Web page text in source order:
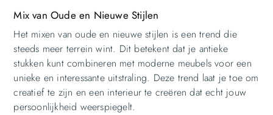
Mix van Oude en Nieuwe Stijlen
Het mixen van oude en nieuwe stijlen is een trend die
steeds meer terrein wint. Dit betekent dat je antieke
stukken kunt combineren met moderne meubels voor een
unieke en interessante uitstraling. Deze trend laat je toe om
creatief te zijn en een interieur te creëren dat echt jouw
persoonlijkheid weerspiegelt.